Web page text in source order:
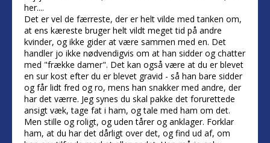
her....
Det er vel de færreste, der er helt vilde med tanken om,
at ens kæreste bruger helt vildt meget tid på andre
kvinder, og ikke gider at være sammen med en. Det
handler jo ikke nødvendigvis om at han sidder og chatter
med "frække damer". Det kan også være at du er blevet
en sur kost efter du er blevet gravid - så han bare sidder
og får lidt fred og ro, mens han snakker med andre, der
har det værre. Jeg synes du skal pakke det forurettede
ansigt væk, tage fat i ham, og tale med ham om det.
Men stille og roligt, og uden tårer og anklager. Forklar
ham, at du har det dårligt over det, og find ud af, om